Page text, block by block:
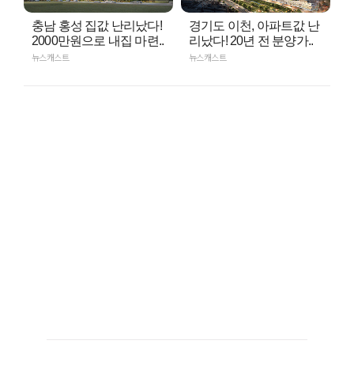
충남 홍성 집값 난리났다!
2000만원으로 내집 마련..
뉴스캐스트
경기도 이천, 아파트값 난
리났다! 20년 전 분양가..
뉴스캐스트